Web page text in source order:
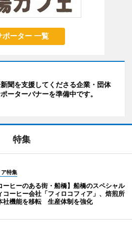
ポーター 一覧
聞を支援してくださる企業・団体
ーターバナーを準備中です。
特集
特集
ーヒーのある街・船橋】船橋のスペシャル
コーヒー会社「フィロコフィア」、焙煎所
社機能を移転 生産体制を強化